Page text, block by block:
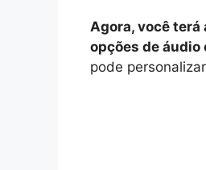
Agora, você terá
opções de
pode